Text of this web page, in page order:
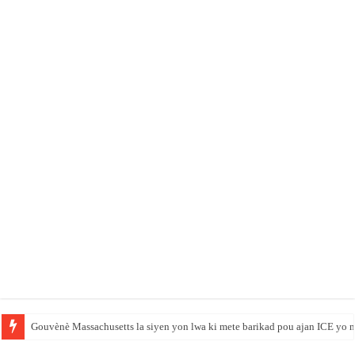
Gouvènè Massachusetts la siyen yon lwa ki mete barikad pou ajan ICE yo